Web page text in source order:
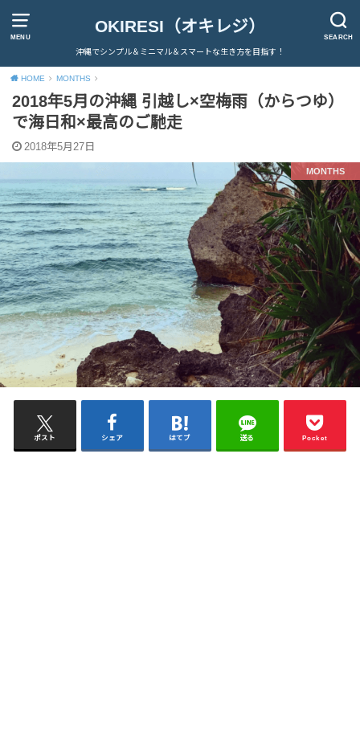
MENU SEARCH
OKIRESI（オキレジ）
沖縄でシンプル＆ミニマル＆スマートな生き方を目指す！
HOME MONTHS
2018年5月の沖縄 引越し×空梅雨（からつゆ）
で海日和×最高のご馳走
2018年5月27日
MONTHS
ポスト シェア はてブ 送る Pocket